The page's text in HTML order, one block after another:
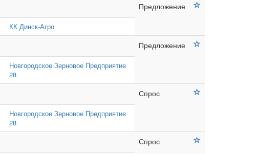
Предложение
КК Динск-Агро
Предложение
Новгородское Зерновое Предприятие
28
Спрос
Новгородское Зерновое Предприятие
28
Спрос